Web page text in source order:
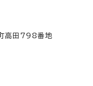
高田798番地